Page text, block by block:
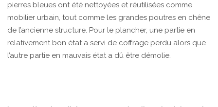
pierres bleues ont été nettoyées et réutilisées comme
mobilier urbain, tout comme les grandes poutres en chêne
de l’ancienne structure. Pour le plancher, une partie en
relativement bon état a servi de coffrage perdu alors que
l’autre partie en mauvais état a dû être démolie.